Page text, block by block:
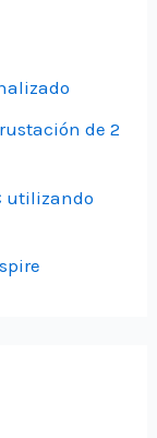
de 2
utilizando